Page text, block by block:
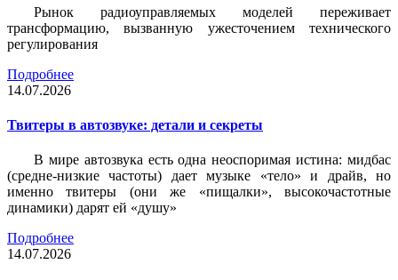
Рынок радиоуправляемых моделей переживает
трансформацию, вызванную ужесточением технического
регулирования
Подробнее
14.07.2026
Твитеры в автозвуке: детали и секреты
В мире автозвука есть одна неоспоримая истина: мидбас
(средне-низкие частоты) дает музыке «тело» и драйв, но
именно твитеры (они же «пищалки», высокочастотные
динамики) дарят ей «душу»
Подробнее
14.07.2026